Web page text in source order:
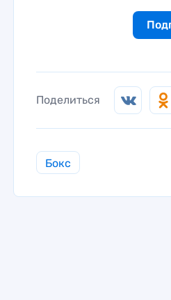
Поделиться
Бокс